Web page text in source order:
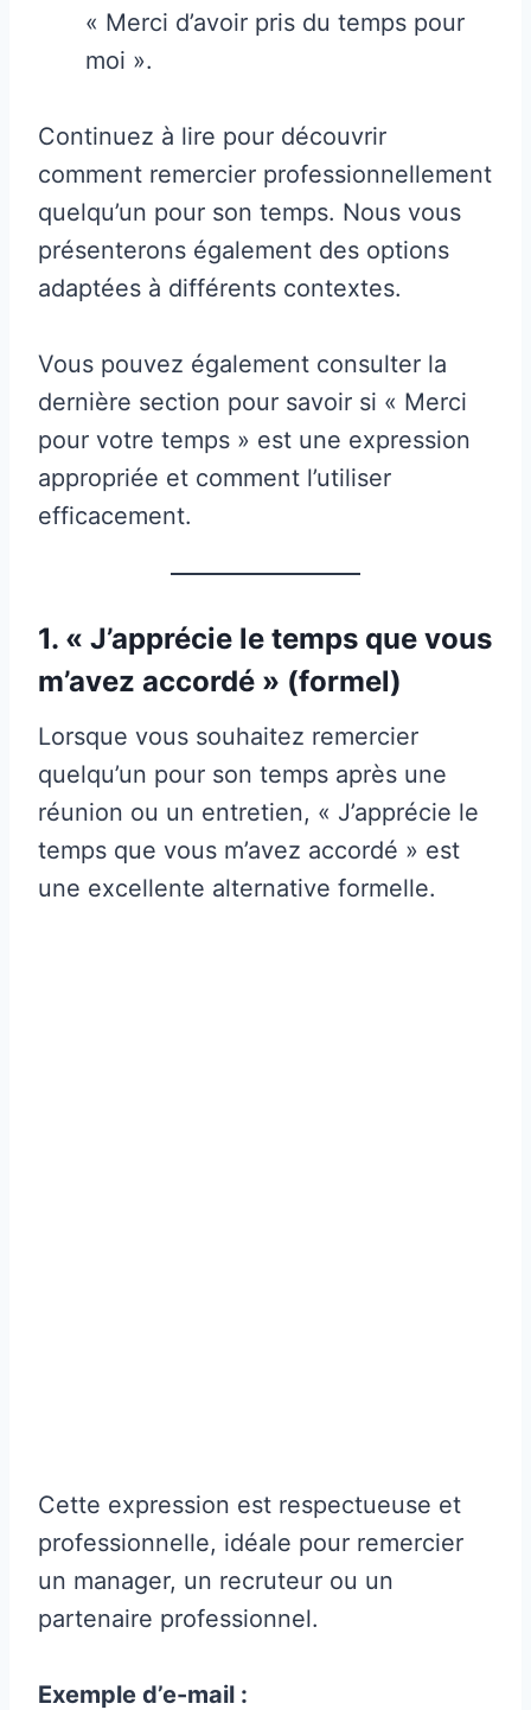
« Merci d’avoir pris du temps pour
moi ».
Continuez à lire pour découvrir
comment remercier professionnellement
quelqu’un pour son temps. Nous vous
présenterons également des options
adaptées à différents contextes.
Vous pouvez également consulter la
dernière section pour savoir si « Merci
pour votre temps » est une expression
appropriée et comment l’utiliser
efficacement.
1. « J’apprécie le temps que vous
m’avez accordé » (formel)
Lorsque vous souhaitez remercier
quelqu’un pour son temps après une
réunion ou un entretien, « J’apprécie le
temps que vous m’avez accordé » est
une excellente alternative formelle.
Cette expression est respectueuse et
professionnelle, idéale pour remercier
un manager, un recruteur ou un
partenaire professionnel.
Exemple d’e-mail :